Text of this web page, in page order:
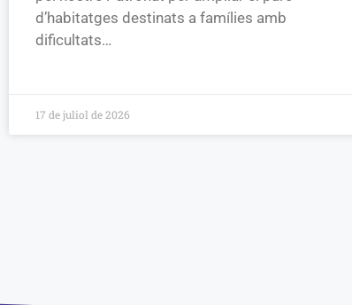
d’habitatges destinats a famílies amb
dificultats…
17 de juliol de 2026